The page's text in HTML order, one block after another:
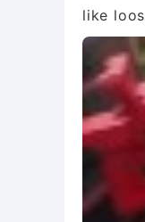
like